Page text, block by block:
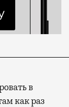
в
как раз